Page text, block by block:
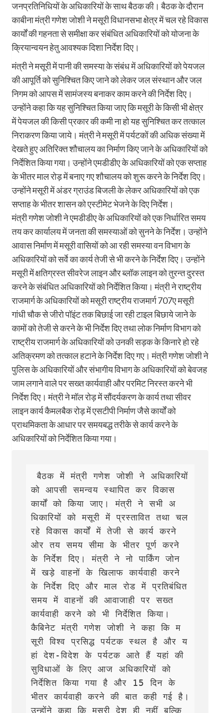
जनप्रतिनिधियों के अधिकारियों के साथ बैठक की। बैठक के दौरान
काबीना मंत्री गणेश जोशी ने मसूरी विधानसभा क्षेत्र में चल रहे विकास
कार्यों की गहनता से समीक्षा कर संबंधित अधिकारियों को योजना के
क्रियान्वयन हेतु आवश्यक दिशा निर्देश दिए।
मंत्री ने मसूरी में पानी की समस्या के संबंध में अधिकारियों को पेयजल
की आपूर्ति को सुनिश्चित किए जाने को लेकर जल संस्थान और जल
निगम को आपस में सामंजस्य बनाकर काम करने की निर्देश दिए।
उन्होंने कहा कि यह सुनिश्चित किया जाए कि मसूरी के किसी भी क्षेत्र
में पेयजल की किसी प्रकार की कमी ना हो यह सुनिश्चित कर तत्काल
निराकरण किया जाये। मंत्री ने मसूरी में पर्यटकों की अधिक संख्या में
देखते हुए अतिरिक्त शौचालय का निर्माण किए जाने के अधिकारियों को
निर्देशित किया गया। उन्होंने एमडीडीए के अधिकारियों को एक सप्ताह
के भीतर माल रोड़ में बनाए गए शौचालय को शुरू करने के निर्देश दिए।
उन्होंने मसूरी में अंडर ग्राउंड बिजली के लेकर अधिकारियों को एक
सप्ताह के भीतर शासन को एस्टीमेट भेजने के दिए निर्देश।
मंत्री गणेश जोशी ने एमडीडीए के अधिकारियों को एक निर्धारित समय
तय कर कार्यालय में जनता की समस्याओं को सुनने के निर्देश। उन्होंने
आवास निर्माण में मसूरी वासियों को आ रही समस्या वन विभाग के
अधिकारियों को सर्वे का कार्य तेजी से भी करने के निर्देश दिए। उन्होंने
मसूरी में क्षतिग्रस्त सीवरेज लाइन और ब्लॉक लाइन को तुरन्त दुरस्त
करने के संबंधित अधिकारियों को निर्देशित किया। मंत्री ने राष्ट्रीय
राजमार्ग के अधिकारियों को मसूरी राष्ट्रीय राजमार्ग 707ए मसूरी
गांधी चौक से जीरो पॉइंट तक बिछाई जा रही टाइल बिछाये जाने के
कामों को तेजी से करने के भी निर्देश दिए तथा लोक निर्माण विभाग को
राष्ट्रीय राजमार्ग के अधिकारियों को उनकी सड़क के किनारे हो रहे
अतिक्रमण को तत्काल हटाने के निर्देश दिए गए। मंत्री गणेश जोशी ने
पुलिस के अधिकारियों और संभागीय विभाग के अधिकारियों को बेवजह
जाम लगाने वाले पर सख्त कार्यवाही और परमिट निरस्त करने भी
निर्देश दिए। मंत्री ने मॉल रोड़ में सौंदर्यकरण के कार्य तथा सीवर
लाइन कार्य कैमलबैक रोड़ में एसटीपी निर्माण जैसे कार्यों को
प्राथमिकता के आधार पर समयबद्ध तरीके से कार्य करने के
अधिकारियों को निर्देशित किया गया।
बैठक में मंत्री गणेश जोशी ने अधिकारियों
को आपसी समन्वय स्थापित कर विकास
कार्यों को किया जाए। मंत्री ने सभी अ
धिकारियों को मसूरी में प्रस्तावित तथा चल
रहे विकास कार्यों में तेजी से कार्य करने
ओर तय समय सीमा के भीतर पूर्ण करने
के निर्देश दिए। मंत्री ने नो पार्किंग जोन
में खड़े वाहनों के खिलाफ कार्यवाही करने
के निर्देश दिए और माल रोड में प्रतिबंधित
समय में वाहनों की आवाजाही पर सख्त
कार्यवाही करने को भी निर्देशित किया।
कैबिनेट मंत्री गणेश जोशी ने कहा कि म
सूरी विश्व प्रसिद्ध पर्यटक स्थल है और य
हां देश-विदेश के पर्यटक आते हैं यहां की
सुविधाओं के लिए आज अधिकारियों को
निर्देशित किया गया है और 15 दिन के
भीतर कार्यवाही करने की बात कही गई है।
उन्होंने कहा कि मसूरी देश ही नहीं बल्कि